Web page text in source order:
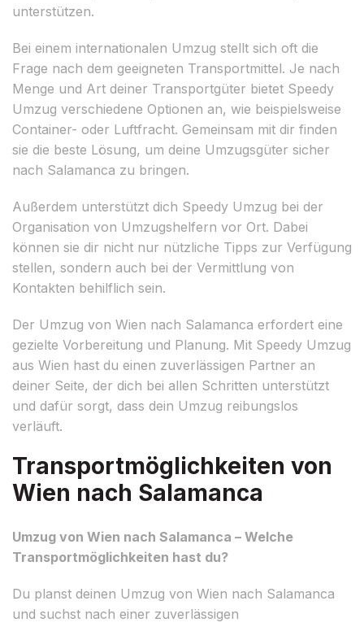
unterstützen.
Bei einem internationalen Umzug stellt sich oft die
Frage nach dem geeigneten Transportmittel. Je nach
Menge und Art deiner Transportgüter bietet Speedy
Umzug verschiedene Optionen an, wie beispielsweise
Container- oder Luftfracht. Gemeinsam mit dir finden
sie die beste Lösung, um deine Umzugsgüter sicher
nach Salamanca zu bringen.
Außerdem unterstützt dich Speedy Umzug bei der
Organisation von Umzugshelfern vor Ort. Dabei
können sie dir nicht nur nützliche Tipps zur Verfügung
stellen, sondern auch bei der Vermittlung von
Kontakten behilflich sein.
Der Umzug von Wien nach Salamanca erfordert eine
gezielte Vorbereitung und Planung. Mit Speedy Umzug
aus Wien hast du einen zuverlässigen Partner an
deiner Seite, der dich bei allen Schritten unterstützt
und dafür sorgt, dass dein Umzug reibungslos
verläuft.
Transportmöglichkeiten von
Wien nach Salamanca
Umzug von Wien nach Salamanca – Welche
Transportmöglichkeiten hast du?
Du planst deinen Umzug von Wien nach Salamanca
und suchst nach einer zuverlässigen